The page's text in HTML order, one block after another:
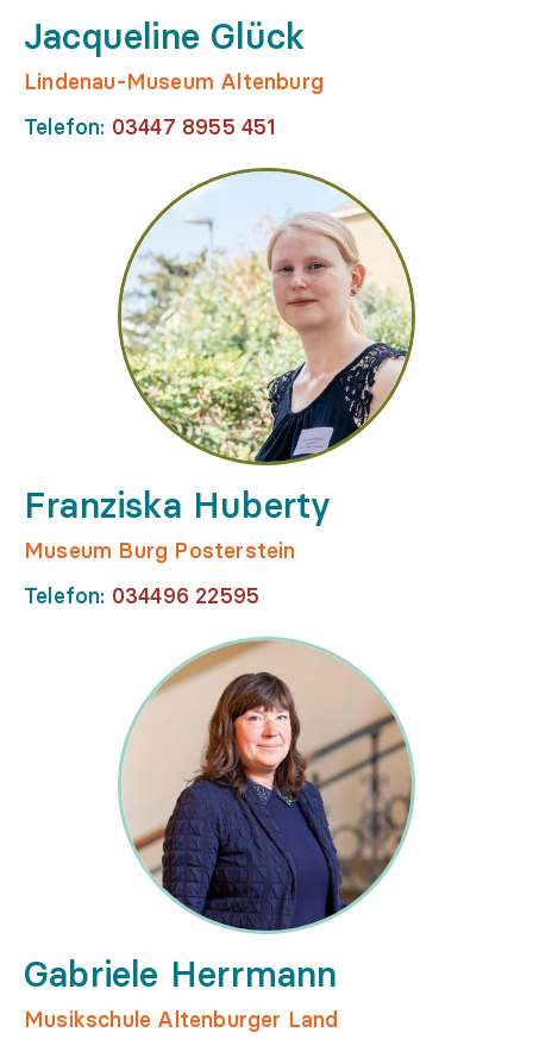
Jacqueline Glück
Lindenau-Museum Altenburg
Telefon: 03447 8955 451
Franziska Huberty
Museum Burg Posterstein
Telefon: 034496 22595
Gabriele Herrmann
Musikschule Altenburger Land